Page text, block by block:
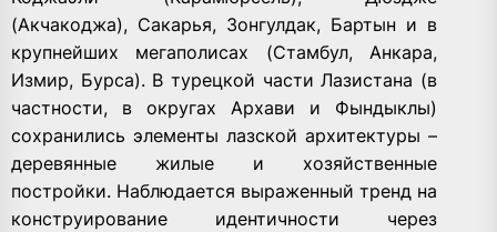
(Акчакоджа), Сакарья, Зонгулдак, Бартын и в
крупнейших мегаполисах (Стамбул, Анкара,
Измир, Бурса). В турецкой части Лазистана (в
частности, в округах Архави и Фындыклы)
сохранились элементы лазской архитектуры –
деревянные жилые и хозяйственные
постройки. Наблюдается выраженный тренд на
конструирование идентичности через